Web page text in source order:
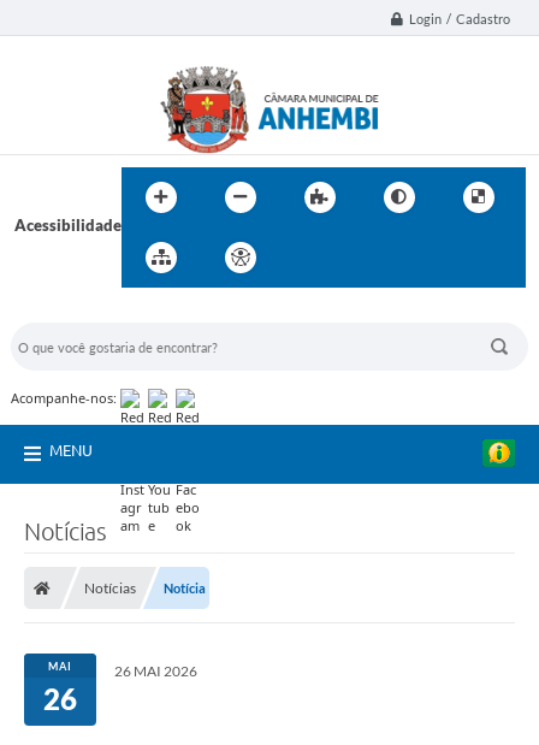
Login / Cadastro
Acessibilidade
Acompanhe-nos:
MENU
Notícias
Notícias Notícia
MAI
26
26 MAI 2026